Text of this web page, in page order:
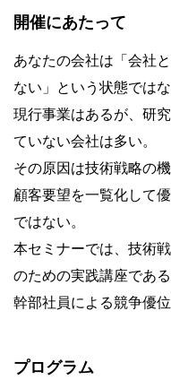
開催にあたって
あなたの会社は「会社
ない」という状態では
現行事業はあるが、研
ていない会社は多い。
その原因は技術戦略の機
顧客要望を一覧化して
ではない。
本セミナーでは、技術
のための実践講座である
幹部社員による競争優
プログラム